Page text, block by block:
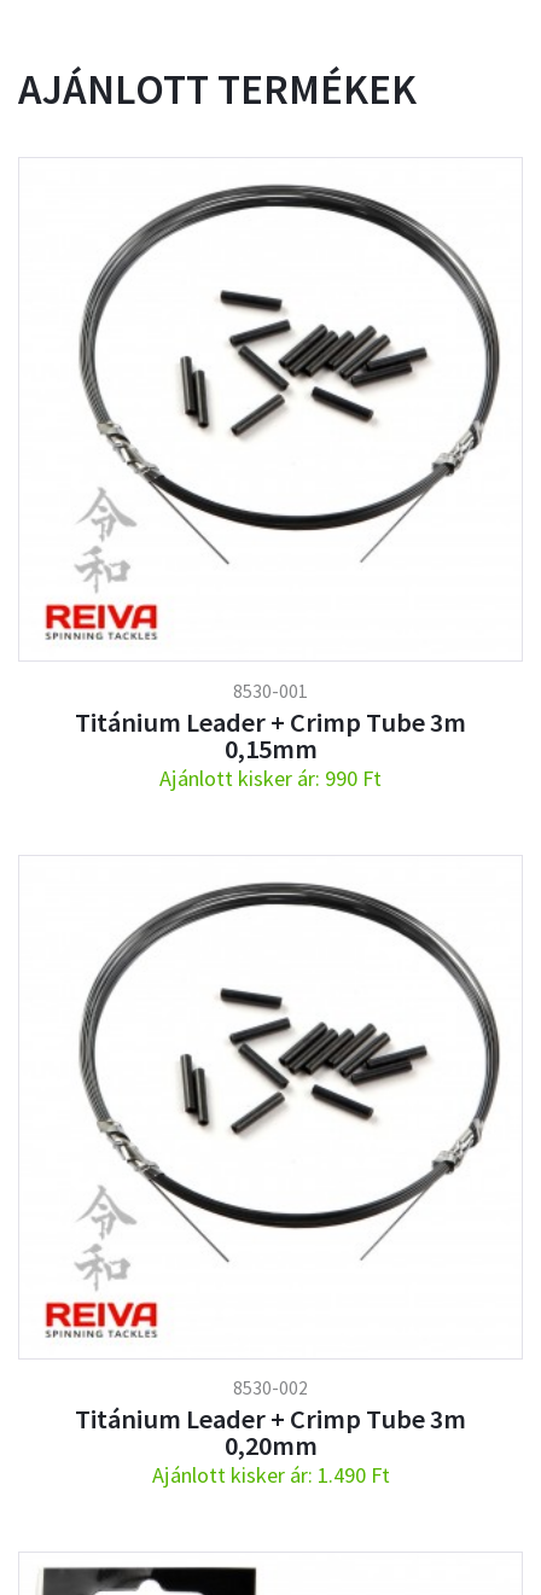
AJÁNLOTT TERMÉKEK
8530-001
Titánium Leader + Crimp Tube 3m
0,15mm
Ajánlott kisker ár: 990 Ft
8530-002
Titánium Leader + Crimp Tube 3m
0,20mm
Ajánlott kisker ár: 1.490 Ft